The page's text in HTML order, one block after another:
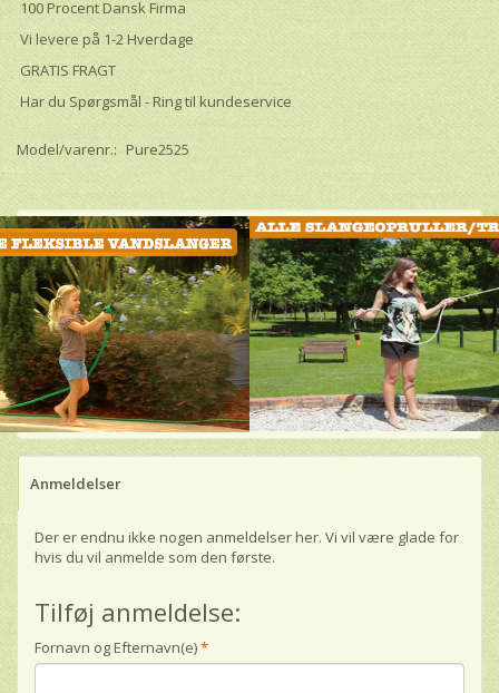
100 Procent Dansk Firma
Vi levere på 1-2 Hverdage
GRATIS FRAGT
Har du Spørgsmål - Ring til kundeservice
Model/varenr.: Pure2525
Anmeldelser
Der er endnu ikke nogen anmeldelser her. Vi vil være glade for
hvis du vil anmelde som den første.
Tilføj anmeldelse:
Fornavn og Efternavn(e)